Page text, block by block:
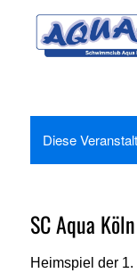
Diese
SC Aqua
Heimspiel der